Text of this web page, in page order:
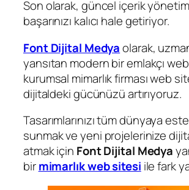
Son olarak, güncel içerik
başarınızı kalıcı hale getiriyor.
Font Dijital Medyaolarak,
yansıtan modern bir emlakçı
kurumsal mimarlık firması web
dijitaldeki gücünüzü artırıyoruz.
Tasarımlarınızı tüm dünyaya
sunmak ve yeni projelerinize
atmak için Font Dijital Medya
birmimarlık web sitesi ile fark